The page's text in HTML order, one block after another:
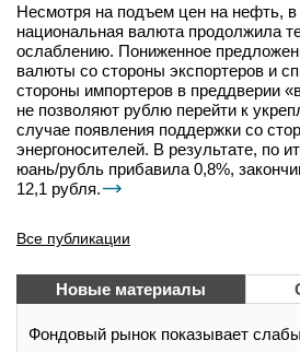
Несмотря на подъем цен на нефть, в
национальная валюта продолжила
ослаблению. Пониженное
валюты со стороны экспортеров и
стороны импортеров в преддверии
не позволяют рублю перейти к
случае появления поддержки со
энергоносителей. В результате, по
юань/рубль прибавила 0,8%,
12,1 рубля.
Все публикации
Новые материалы
Фондовый рынок показывает